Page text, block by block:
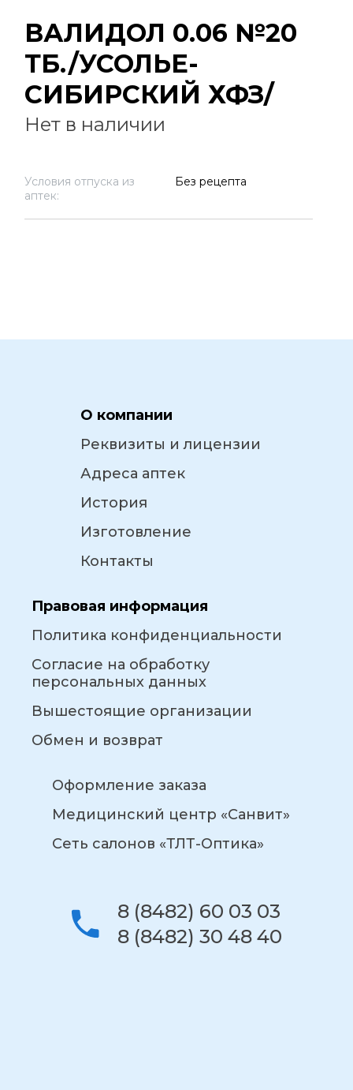
ВАЛИДОЛ 0.06 №20
ТБ./УСОЛЬЕ-
СИБИРСКИЙ ХФЗ/
Нет в наличии
Условия отпуска из
аптек:
Без рецепта
О компании
Реквизиты и лицензии
Адреса аптек
История
Изготовление
Контакты
Правовая информация
Политика конфиденциальности
Согласие на обработку
персональных данных
Вышестоящие организации
Обмен и возврат
Оформление заказа
Медицинский центр «Санвит»
Сеть салонов «ТЛТ-Оптика»
8 (8482) 60 03 03
8 (8482) 30 48 40